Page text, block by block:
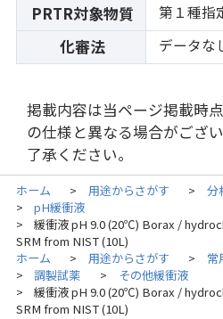
PRTR対象物質 第１種指
化審法 データな
掲載内容は当ページ掲載時
の仕様と異なる場合がござ
了承ください。
ホーム > 用途からさがす > 分
> pH緩衝液
>
緩衝液 pH 9.0 (20℃) Borax /
SRM from NIST (10L)
ホーム
> 用途からさがす > 常
> 調製試薬 > その他緩衝液
>
緩衝液 pH 9.0 (20℃) Borax /
SRM from NIST (10L)